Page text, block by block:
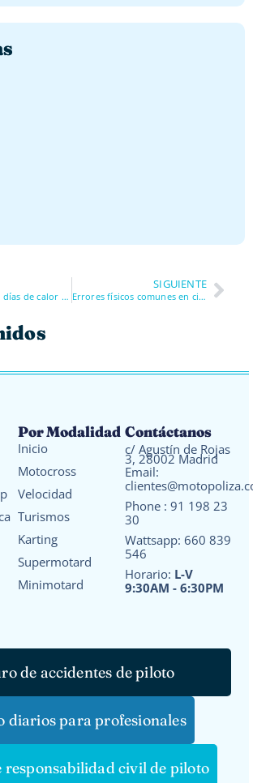
Hidratación en días de calor en circuito
SIGUIENTE
Errores físicos comunes en circuito
Por Modalidad
Inicio
Motocross
Velocidad
Turismos
Karting
Supermotard
Minimotard
Contáctanos
c/ Agustín de Rojas
3, 28002 Madrid
Email:
Phone : 91 198 23
30
Wattsapp: 660 839
546
Horario: L-V
9:30AM - 6:30PM
de accidentes de piloto
diarios para profesionales
responsabilidad civil de piloto